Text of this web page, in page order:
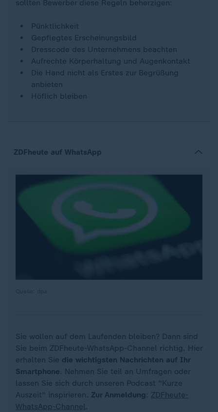
sollten Bewerber diese Regeln beherzigen:
Pünktlichkeit
Gepflegtes Erscheinungsbild
Dresscode des Unternehmens beachten
Aufrechte Körperhaltung und Augenkontakt
Die Hand nicht als Erstes zur Begrüßung
anbieten
Höflich bleiben
ZDFheute auf WhatsApp
Sie wollen auf dem Laufenden bleiben? Dann sind
Sie beim ZDFheute-WhatsApp-Channel richtig. Hier
erhalten Sie die wichtigsten Nachrichten auf Ihr
Smartphone. Nehmen Sie teil an Umfragen oder
lassen Sie sich durch unseren Podcast "Kurze
Auszeit" inspirieren. Zur Anmeldung : ZDFheute-
WhatsApp-Channel.